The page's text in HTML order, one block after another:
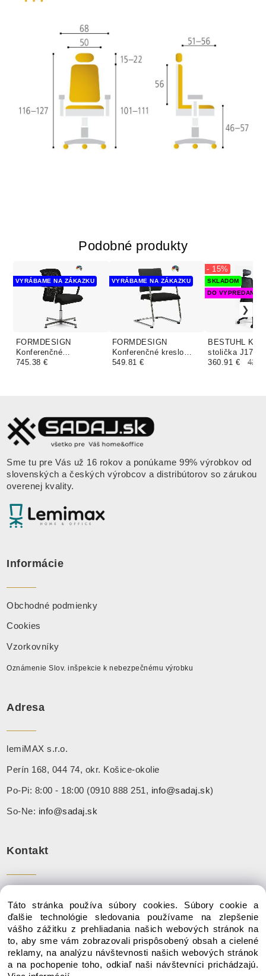
Podobné produkty
FORMDESIGN
Konferenčné
kancelárske kreslo
VYRÁBAME NA ZÁKAZKU
745.38 €
FORMDESIGN
Konferenčné kreslo
SELECT BECK
VYRÁBAME NA ZÁKAZKU
549.81 €
BESTUHL
stolička J17
čierna
SKLADOM
DO VYPREDANIA
- 15%
360.91 €
Sme tu pre Vás už 16 rokov a ponúkame 99% výrobkov od
slovenských a českých výrobcov a distribútorov so zárukou
overenej kvality.
Informácie
Obchodné podmienky
Cookies
Vzorkovníky
Oznámenie Slov. inšpekcie k nebezpečnému výrobku
Adresa
lemiMAX s.r.o.
Perín 168, 044 74, okr. Košice-okolie
Po-Pi: 8:00 - 18:00 (0910 888 251, info@sadaj.sk)
So-Ne: info@sadaj.sk
Kontakt
Mail:info@sadaj.sk
Copyright © 2020 SADAJ.SK, Všetky práva vyhradené
Táto stránka používa súbory cookies. Súbory cookie a
ďalšie technológie sledovania používame na zlepšenie
vášho zážitku z prehliadania našich webových stránok na
to, aby sme vám zobrazovali prispôsobený obsah a cielené
reklamy, na analýzu návštevnosti našich webových stránok
a na pochopenie toho, odkiaľ naši návštevníci prichádzajú.